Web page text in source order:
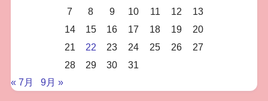
7
8 9 10 11 12
13
14
15 16 17 18 19
20
21
22 23 24 25 26
27
28
29 30
31
« 7月
9月 »